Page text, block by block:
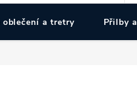
a tretry Přilby